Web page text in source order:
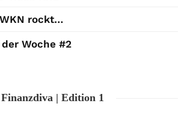
rockt…
Woche #2
Finanzdiva | Edition 1